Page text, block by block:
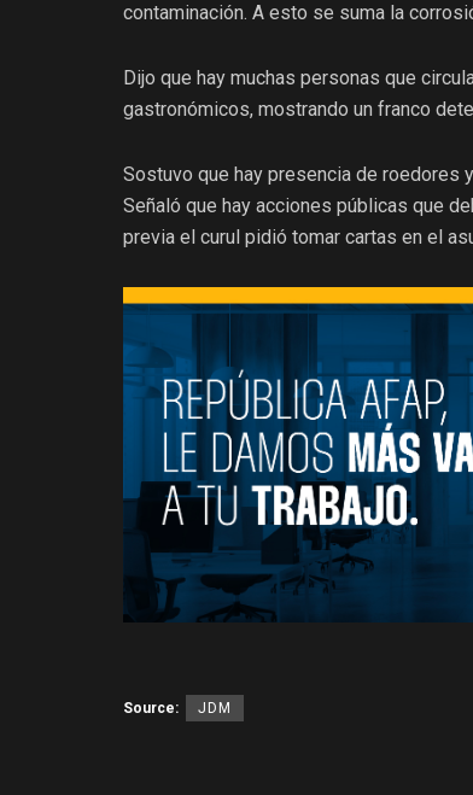
contaminación. A esto se suma la
Dijo que hay muchas personas que
gastronómicos, mostrando un franco
Sostuvo que hay presencia de roedores
Señaló que hay acciones públicas que
previa el curul pidió tomar cartas en el
Source: JDM